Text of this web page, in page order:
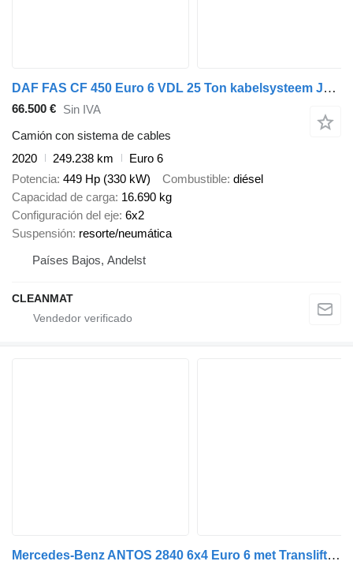
DAF FAS CF 450 Euro 6 VDL 25 Ton kabelsysteem Just 249.238 km!
66.500 € Sin IVA
Camión con sistema de cables
2020
249.238 km
Euro 6
Potencia 449 Hp (330 kW) Combustible diésel
Capacidad de carga 16.690 kg
Configuración del eje 6x2
Suspensión resorte/neumática
Países Bajos, Andelst
CLEANMAT
Mercedes-Benz ANTOS 2840 6x4 Euro 6 met Translift 24t kettingsysteem, 273641 k